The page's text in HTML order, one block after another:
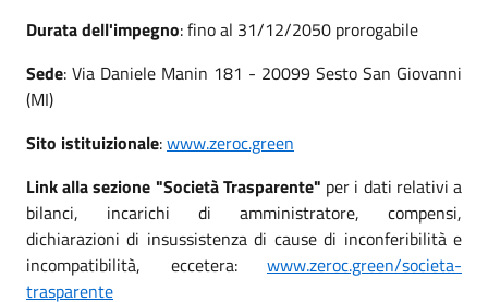
Durata dell'impegno: fino al 31/12/2050 prorogabile
Sede: Via Daniele Manin 181 - 20099 Sesto San Giovanni
(MI)
Sito istituizionale:www.zeroc.green
Link alla sezione "Società Trasparente" per i dati relativi a
bilanci, incarichi di amministratore, compensi,
dichiarazioni di insussistenza di cause di inconferibilità e
incompatibilità, eccetera: www.zeroc.green/societa-
trasparente